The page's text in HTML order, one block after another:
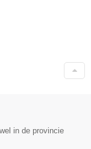
in de provincie